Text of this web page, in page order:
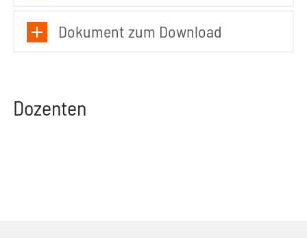
Dokument zum Download
Dozenten